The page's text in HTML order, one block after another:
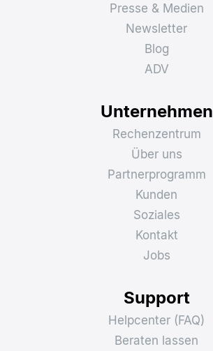
Presse & Medien
Newsletter
Blog
ADV
Unternehmen
Rechenzentrum
Über uns
Partnerprogramm
Kunden
Soziales
Kontakt
Jobs
Support
Helpcenter (FAQ)
Beraten lassen